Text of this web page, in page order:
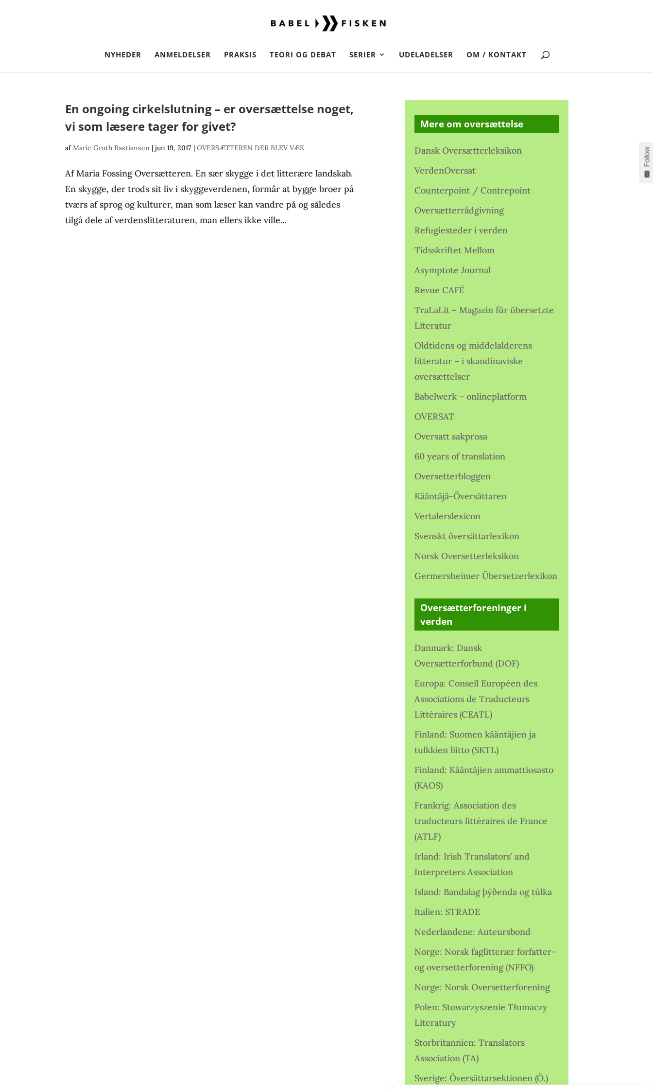
NYHEDER ANMELDELSER PRAKSIS TEORI OG DEBAT SERIER UDELADELSER OM / KONTAKT
En ongoing cirkelslutning – er oversættelse noget,
vi som læsere tager for givet?
afMarie Groth Bastiansen |jun 19, 2017 |OVERSÆTTEREN DER BLEV VÆK
Af Maria Fossing Oversætteren. En sær skygge i det litterære landskab.
En skygge, der trods sit liv i skyggeverdenen, formår at bygge broer på
tværs af sprog og kulturer, man som læser kan vandre på og således
tilgå dele af verdenslitteraturen, man ellers ikke ville...
Mere om oversættelse
Dansk Oversætterleksikon
VerdenOversat
Counterpoint / Contrepoint
Oversætterrådgivning
Refugiesteder i verden
Tidsskriftet Mellom
Asymptote Journal
Revue CAFÉ
TraLaLit – Magazin für übersetzte
Literatur
Oldtidens og middelalderens
litteratur – i skandinaviske
oversættelser
Babelwerk – onlineplatform
OVERSAT
Oversatt sakprosa
60 years of translation
Oversetterbloggen
Kääntäjä-Översättaren
Vertalerslexicon
Svenskt översättarlexikon
Norsk Oversetterleksikon
Germersheimer Übersetzerlexikon
Oversætterforeninger i
verden
Danmark: Dansk
Oversætterforbund (DOF)
Europa: Conseil Européen des
Associations de Traducteurs
Littéraires (CEATL)
Finland: Suomen kääntäjien ja
tulkkien liitto (SKTL)
Finland: Kääntäjien ammattiosasto
(KAOS)
Frankrig: Association des
traducteurs littéraires de France
(ATLF)
Irland: Irish Translators’ and
Interpreters Association
Island: Bandalag þýðenda og túlka
Italien: STRADE
Nederlandene: Auteursbond
Norge: Norsk faglitterær forfatter-
og oversetterforening (NFFO)
Norge: Norsk Oversetterforening
Polen: Stowarzyszenie Tłumaczy
Literatury
Storbritannien: Translators
Association (TA)
Sverige: Översättarsektionen (Ö.)
Follow